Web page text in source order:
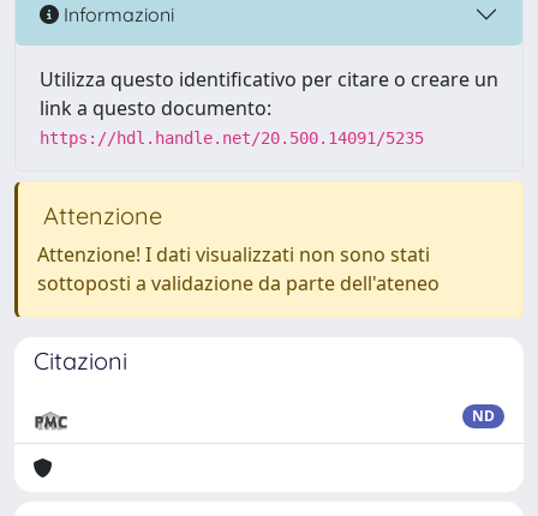
Informazioni
Utilizza questo identificativo per citare o creare un
link a questo documento:
https://hdl.handle.net/20.500.14091/5235
Attenzione
Attenzione! I dati visualizzati non sono stati
sottoposti a validazione da parte dell'ateneo
Citazioni
ND